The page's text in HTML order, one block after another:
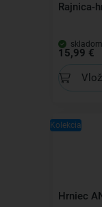
Rajnica-
skladom
15,99 €
Kolekcia
Hrniec